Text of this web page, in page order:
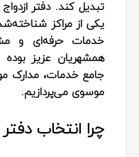
یکی از مراکز
خدمات حرفه‌ای و
همشهریان عزیز
موسوی می‌پردازیم.
چرا انتخاب